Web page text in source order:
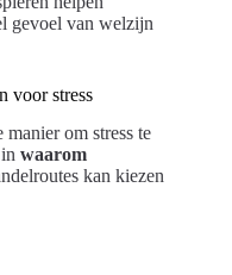
gevoel van welzijn
voor stress
om stress te
waarom
kan kiezen